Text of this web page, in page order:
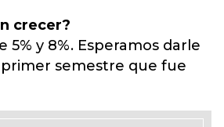
crecer?
5% y 8%. Esperamos darle
primer semestre que fue